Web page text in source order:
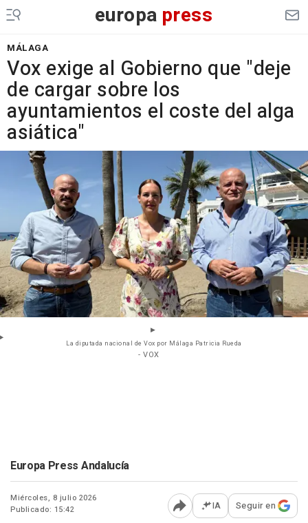
europa press
MÁLAGA
Vox exige al Gobierno que "deje
de cargar sobre los
ayuntamientos el coste del alga
asiática"
La diputada nacional de Vox por Málaga Patricia Rueda
- VOX
Europa Press Andalucía
Miércoles, 8 julio 2026
Publicado: 15:42
Abrir opciones para
IA Seguir en